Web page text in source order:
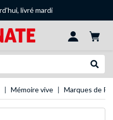
livré mardi
Mémoire vive Marques de